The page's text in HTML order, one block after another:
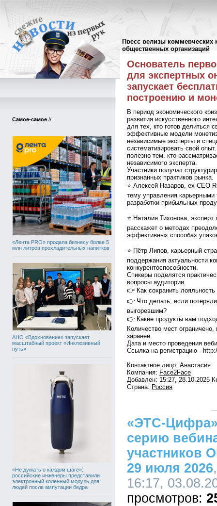
Пресс релизы коммерческих
общественных организаций
Самое-самое //
«Лента PRO» продала бизнесу более 5
млн литров прохладительных напитков
АНО «Вдохновение» запускает
масштабный проект «Инклюзивный
путь»
«Не думать о каждом шаге»:
российские инженеры представили
электронный коленный модуль для
людей после ампутации бедра
Пресс-релизы//
Основатель
для экспертных
запускает
построению и
В период экономического
развития искусственного
для тех, кто готов делиться
эффективные модели
независимые эксперты и
систематизировать свой
полезно тем, кто
независимого эксперта.
Участники получат
признанных практиков рынка.
⭐ Алексей Назаров, ex-CEO
тему управления
разработки прибыльных
⭐ Наталия Тихонова,
расскажет о методах
эффективных способах
⭐ Пётр Липов, карьерный
поддержания актуальности
конкурентоспособности.
Спикеры поделятся
вопросы аудитории.
👉 Как сохранить
👉 Что делать, если
выгоревшим?
👉 Какие продукты вам
Количество мест
заранее.
Дата и место проведения
Ссылка на регистрацию -
Контактное лицо: Анастасия
Компания: Face2Face
Добавлен: 15:27, 28.10.2025
Страна: Россия
«ЭТС-Цифра»
серию
участников
29 июля 2026
16:17,